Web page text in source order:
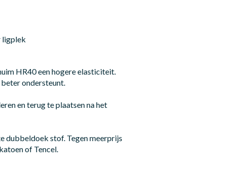
ligplek
HR40 een hogere elasticiteit.
ondersteunt.
en terug te plaatsen na het
dubbeldoek stof. Tegen meerprijs
of Tencel.